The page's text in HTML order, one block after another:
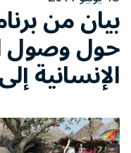
بيان من
حول وصول
الإنسانية